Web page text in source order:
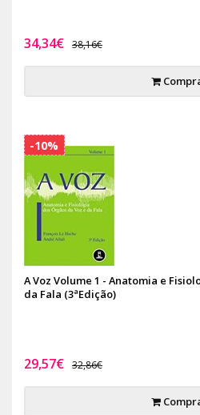
34,34€ 38,16€
A Voz Volume 1 - Anatomia e
da Fala (3ªEdição)
29,57€ 32,86€
-10%